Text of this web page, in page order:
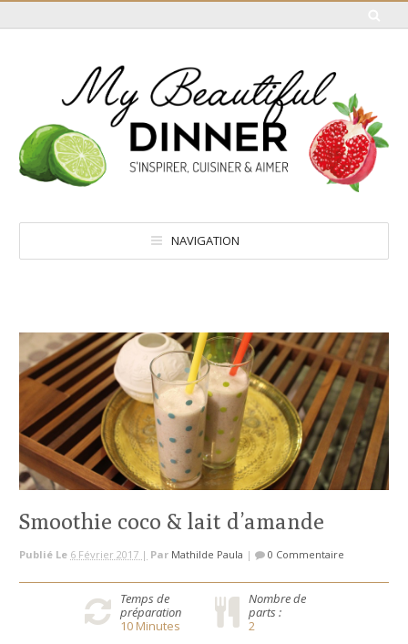
NAVIGATION
Smoothie coco & lait d’amande
Publié Le 6 Février 2017 | Par Mathilde Paula | 0 Commentaire
Temps de
préparation
10Minutes
Nombre de
parts :
2